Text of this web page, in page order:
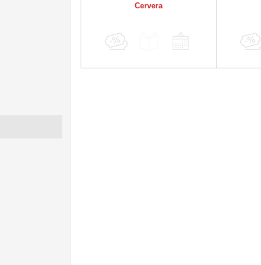
Cervera